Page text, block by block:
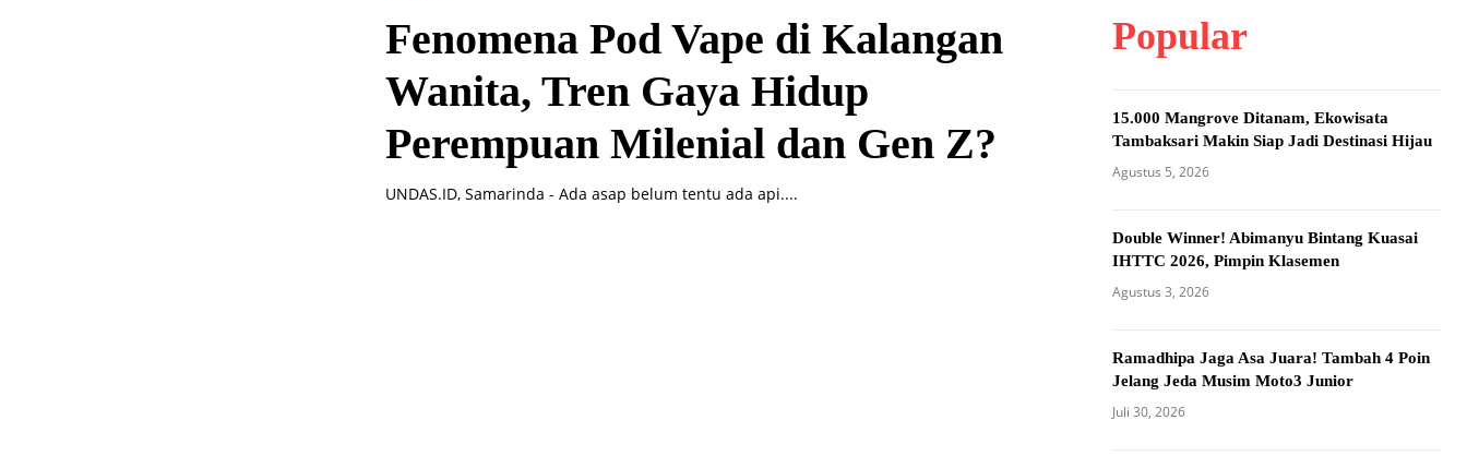
Fenomena Pod Vape di Kalangan
Wanita, Tren Gaya Hidup
Perempuan Milenial dan Gen Z?
UNDAS.ID, Samarinda - Ada asap belum tentu ada api....
Popular
15.000 Mangrove Ditanam, Ekowisata
Tambaksari Makin Siap Jadi Destinasi Hijau
Agustus 5, 2026
Double Winner! Abimanyu Bintang Kuasai
IHTTC 2026, Pimpin Klasemen
Agustus 3, 2026
Ramadhipa Jaga Asa Juara! Tambah 4 Poin
Jelang Jeda Musim Moto3 Junior
Juli 30, 2026